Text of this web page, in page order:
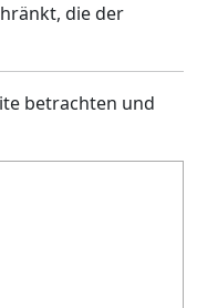
die der
betrachten und